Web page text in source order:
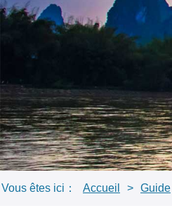
Vous êtes ici： Accueil > Guide